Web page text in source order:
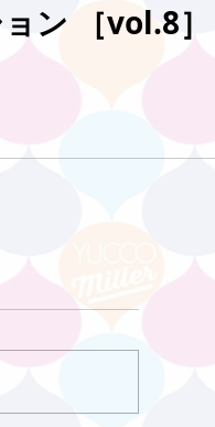
ン ［vol.8］